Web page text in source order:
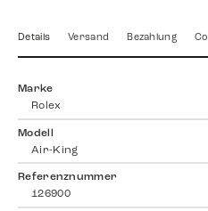
Details Versand Bezahlung
Marke
Rolex
Modell
Air-King
Referenznummer
126900